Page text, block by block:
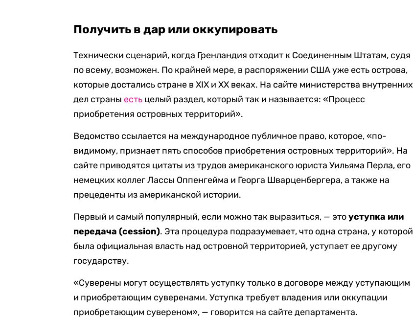
Получить в дар или оккупировать
Технически сценарий, когда Гренландия отходит к Соединенным Штатам, судя
по всему, возможен. По крайней мере, в распоряжении США уже есть острова,
которые достались стране в XIX и XX веках. На сайте министерства внутренних
дел страны есть целый раздел, который так и называется: «Процесс
приобретения островных территорий».
Ведомство ссылается на международное публичное право, которое, «по-
видимому, признает пять способов приобретения островных территорий». На
сайте приводятся цитаты из трудов американского юриста Уильяма Перла, его
немецких коллег Лассы Оппенгейма и Георга Шварценбергера, а также на
прецеденты из американской истории.
Первый и самый популярный, если можно так выразиться, — этоуступка или
передача (сession). Эта процедура подразумевает, что одна страна, у которой
была официальная власть над островной территорией, уступает ее другому
государству.
«Суверены могут осуществлять уступку только в договоре между уступающим
и приобретающим суверенами. Уступка требует владения или оккупации
приобретающим сувереном», — говорится на сайте департамента.